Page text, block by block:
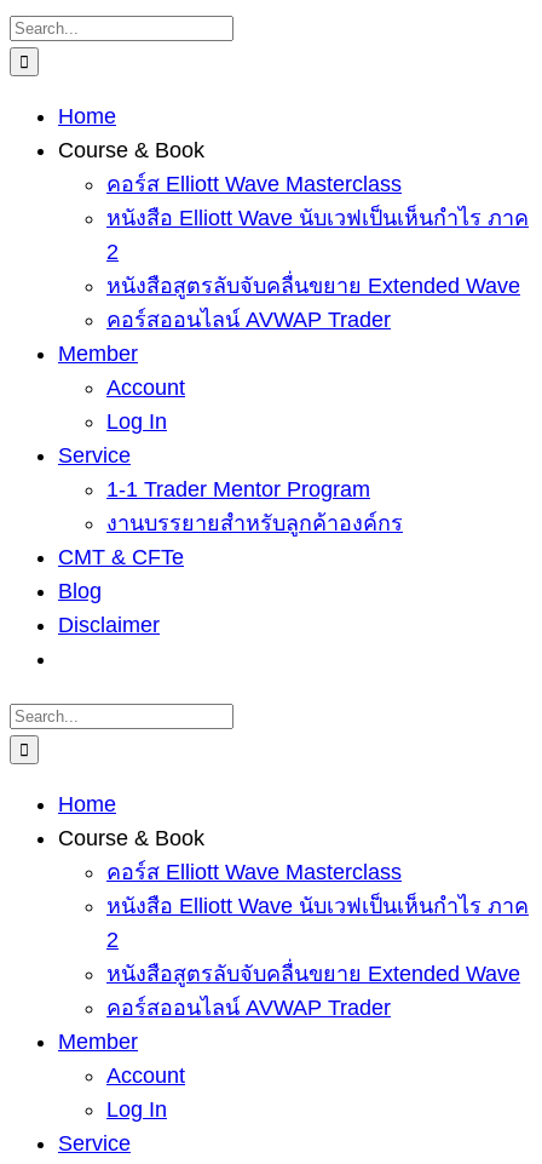
Skip
to
Search
for:
Home
Course & Book
คอร์ส Elliott Wave Masterclass
หนังสือ Elliott Wave นับเวฟเป็นเห็นกำไร ภาค
2
หนังสือสูตรลับจับคลื่นขยาย Extended Wave
คอร์สออนไลน์ AVWAP Trader
Member
Account
Log In
Service
1-1 Trader Mentor Program
งานบรรยายสำหรับลูกค้าองค์กร
CMT & CFTe
Blog
Disclaimer
Search
for:
Home
Course & Book
คอร์ส Elliott Wave Masterclass
หนังสือ Elliott Wave นับเวฟเป็นเห็นกำไร ภาค
2
หนังสือสูตรลับจับคลื่นขยาย Extended Wave
คอร์สออนไลน์ AVWAP Trader
Member
Account
Log In
Service